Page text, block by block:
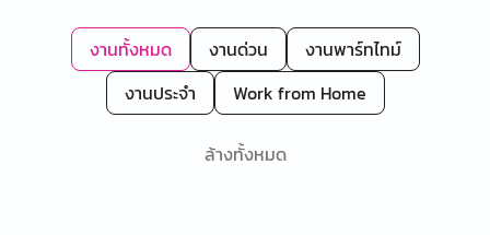
งานทั้งหมด งานด่วน
งานพาร์ทไทม์
งานประจำ
Work from Home
ล้างทั้งหมด